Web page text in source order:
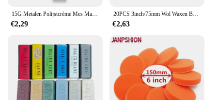
15G Metalen Polijstcrème Mes Machine Polijsten Wax Spiegel Roestvrij Staal Keramische Horloge Polijstpasta Roestverwijderaar
€2,29
20PCS 3inch/75mm Wol Waxen Buffing Polijsten Pad Mutsen Schuren Auto Buffer Plaat Polish Waxen pads Voor Autolak Zorg
€2,63